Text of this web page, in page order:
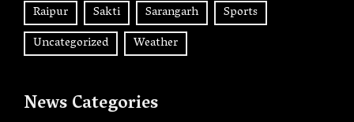
Raipur
Sakti Sarangarh
Sports
Uncategorized
Weather
News Categories